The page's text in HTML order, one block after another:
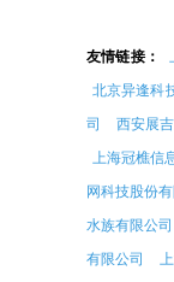
友情链接：
北京异逢科
司
西安展
上海冠樵信
网科技股份
水族有限公司
有限公司